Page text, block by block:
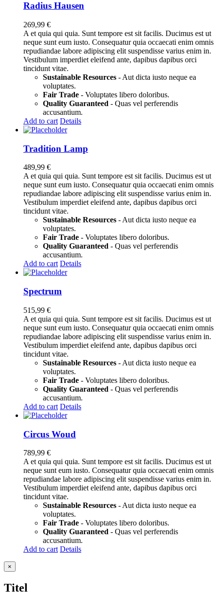
Radius Hausen
269,99 €
A et quia qui quia. Sunt tempore est sit facilis. Ducimus est ut
neque sunt eum iusto. Consequatur quia occaecati enim omnis
repudiandae labore adipiscing elit suspendisse varius enim in.
Vestibulum imperdiet eleifend ante, dapibus dapibus orci
tincidunt vitae.
Sustainable Resources - Aut dicta iusto neque ea
voluptates.
Fair Trade - Voluptates libero doloribus.
Quality Guaranteed - Quas vel perferendis
accusantium.
Add to cart Details
Tradition Lamp
489,99 €
A et quia qui quia. Sunt tempore est sit facilis. Ducimus est ut
neque sunt eum iusto. Consequatur quia occaecati enim omnis
repudiandae labore adipiscing elit suspendisse varius enim in.
Vestibulum imperdiet eleifend ante, dapibus dapibus orci
tincidunt vitae.
Sustainable Resources - Aut dicta iusto neque ea
voluptates.
Fair Trade - Voluptates libero doloribus.
Quality Guaranteed - Quas vel perferendis
accusantium.
Add to cart Details
Spectrum
515,99 €
A et quia qui quia. Sunt tempore est sit facilis. Ducimus est ut
neque sunt eum iusto. Consequatur quia occaecati enim omnis
repudiandae labore adipiscing elit suspendisse varius enim in.
Vestibulum imperdiet eleifend ante, dapibus dapibus orci
tincidunt vitae.
Sustainable Resources - Aut dicta iusto neque ea
voluptates.
Fair Trade - Voluptates libero doloribus.
Quality Guaranteed - Quas vel perferendis
accusantium.
Add to cart Details
Circus Woud
789,99 €
A et quia qui quia. Sunt tempore est sit facilis. Ducimus est ut
neque sunt eum iusto. Consequatur quia occaecati enim omnis
repudiandae labore adipiscing elit suspendisse varius enim in.
Vestibulum imperdiet eleifend ante, dapibus dapibus orci
tincidunt vitae.
Sustainable Resources - Aut dicta iusto neque ea
voluptates.
Fair Trade - Voluptates libero doloribus.
Quality Guaranteed - Quas vel perferendis
accusantium.
Add to cart Details
Close
product
view
×
Titel